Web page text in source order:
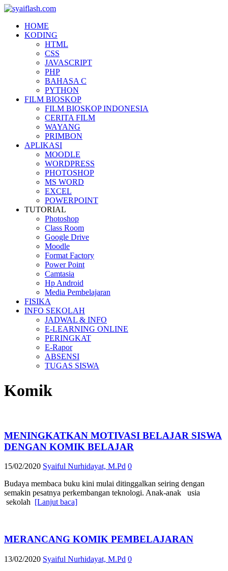
HOME
KODING
HTML
CSS
JAVASCRIPT
PHP
BAHASA C
PYTHON
FILM BIOSKOP
FILM BIOSKOP INDONESIA
CERITA FILM
WAYANG
PRIMBON
APLIKASI
MOODLE
WORDPRESS
PHOTOSHOP
MS WORD
EXCEL
POWERPOINT
TUTORIAL
Photoshop
Class Room
Google Drive
Moodle
Format Factory
Power Point
Camtasia
Hp Android
Media Pembelajaran
FISIKA
INFO SEKOLAH
JADWAL & INFO
E-LEARNING ONLINE
PERINGKAT
E-Rapor
ABSENSI
TUGAS SISWA
Komik
MENINGKATKAN MOTIVASI BELAJAR SISWA
DENGAN KOMIK BELAJAR
15/02/2020 Syaiful Nurhidayat, M.Pd 0
Budaya membaca buku kini mulai ditinggalkan seiring dengan
semakin pesatnya perkembangan teknologi. Anak-anak usia
sekolah [Lanjut baca]
MERANCANG KOMIK PEMBELAJARAN
13/02/2020 Syaiful Nurhidayat, M.Pd 0